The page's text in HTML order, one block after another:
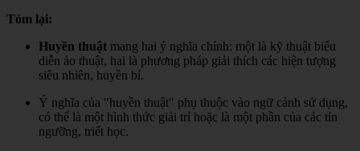
Tóm lại:
Huyền thuật mang hai ý nghĩa chính: một là kỹ thuật biểu
diễn ảo thuật, hai là phương pháp giải thích các hiện tượng
siêu nhiên, huyền bí.
Ý nghĩa của "huyền thuật" phụ thuộc vào ngữ cảnh sử dụng,
có thể là một hình thức giải trí hoặc là một phần của các tín
ngưỡng, triết học.